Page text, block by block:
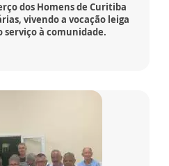
dos Homens de Curitiba
vivendo a vocação leiga
serviço à comunidade.